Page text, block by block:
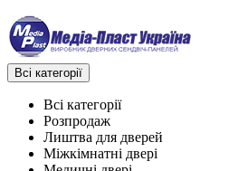
Всі категорії
Всі категорії
Розпродаж
Лиштва для дверей
Міжкімнатні двері